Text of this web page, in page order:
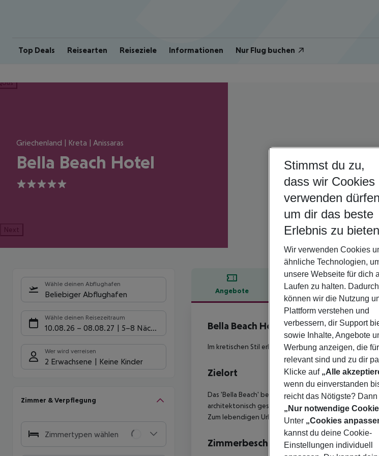
Top Deals Reisearten Reiseziele Informationen Nur Flug buchen
Griechenland | Kreta | Anissaras
Bella Beach Hotel
5
Next
Wähle deinen Abflughafen
Beliebiger Abflughafen
Wähle deinen Reisezeitraum
10.08.26 – 08.08.27 5-8 Nächte
Wer wird verreisen
2 Erwachsene Keine Kinder
Zimmer & Verpflegung
Zimmertypen wählen
Angebote Hotelbeschreibung
Hotelbeschreibung
Bella Beach Hotel
5
Im kretischen Stil erbaute 5*-Sterne Hotelanlage mit
Zielort
Das 'Bella Beach' befindet sich an einem herrlichen
architektonisch geschmackvolle Hotelanlage liegt am
Zum lebendigen Urlaubsort Hersonissos sind es
Zimmerbeschreibung
Stimmst du zu,
dass wir Cookies
verwenden
um dir das beste
Erlebnis zu
Wir verwenden Cookies
ähnliche Technologien,
unsere Webseite für dich
Laufen zu halten. Dadurch
können wir die Nutzung
Plattform verstehen und
verbessern, dir Support
sowie Inhalte, Angebote
Werbung anzeigen, die
relevant sind und zu dir
Klicke auf „Alle
wenn du einverstanden
reicht das Nötigste?
„Nur notwendige
Unter „Cookies
kannst du deine Cookie-
Einstellungen individuell